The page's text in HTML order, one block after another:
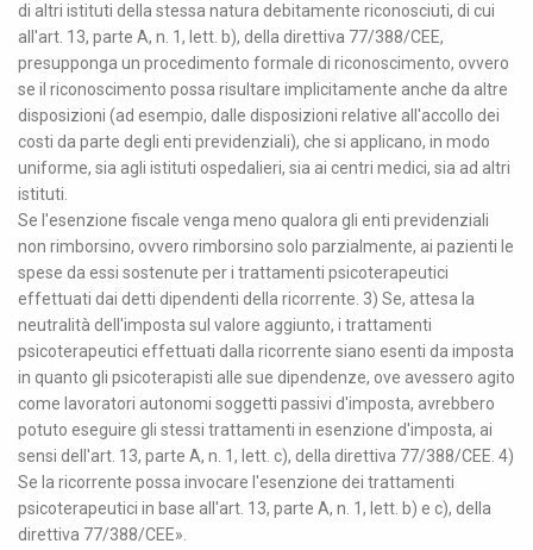
di altri istituti della stessa natura debitamente riconosciuti, di cui
all'art. 13, parte A, n. 1, lett. b), della direttiva 77/388/CEE,
presupponga un procedimento formale di riconoscimento, ovvero
se il riconoscimento possa risultare implicitamente anche da altre
disposizioni (ad esempio, dalle disposizioni relative all'accollo dei
costi da parte degli enti previdenziali), che si applicano, in modo
uniforme, sia agli istituti ospedalieri, sia ai centri medici, sia ad altri
istituti.
Se l'esenzione fiscale venga meno qualora gli enti previdenziali
non rimborsino, ovvero rimborsino solo parzialmente, ai pazienti le
spese da essi sostenute per i trattamenti psicoterapeutici
effettuati dai detti dipendenti della ricorrente. 3) Se, attesa la
neutralità dell'imposta sul valore aggiunto, i trattamenti
psicoterapeutici effettuati dalla ricorrente siano esenti da imposta
in quanto gli psicoterapisti alle sue dipendenze, ove avessero agito
come lavoratori autonomi soggetti passivi d'imposta, avrebbero
potuto eseguire gli stessi trattamenti in esenzione d'imposta, ai
sensi dell'art. 13, parte A, n. 1, lett. c), della direttiva 77/388/CEE. 4)
Se la ricorrente possa invocare l'esenzione dei trattamenti
psicoterapeutici in base all'art. 13, parte A, n. 1, lett. b) e c), della
direttiva 77/388/CEE».